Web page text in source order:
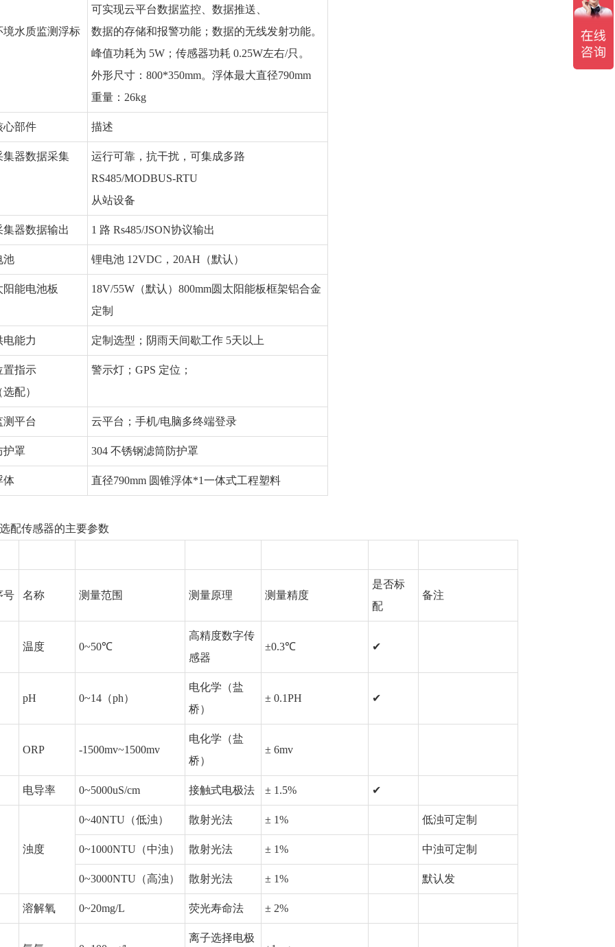
境水质监测浮标
可实现云平台数据监控、数据推送、
数据的存储和报警功能；数据的无线发射功能。
峰值功耗为 5W；传感器功耗 0.25W左右/只。
外形尺寸：800*350mm。浮体最大直径790mm
重量：26kg
心部件 描述
集器数据采集
运行可靠，抗干扰，可集成多路
RS485/MODBUS-RTU
从站设备
集器数据输出 1 路 Rs485/JSON协议输出
池 锂电池 12VDC，20AH（默认）
阳能电池板
18V/55W（默认）800mm圆太阳能板框架铝合金
定制
电能力 定制选型；阴雨天间歇工作 5天以上
置指示
选配）
警示灯；GPS 定位；
测平台 云平台；手机/电脑多终端登录
护罩 304 不锈钢滤筒防护罩
体 直径790mm 圆锥浮体*1一体式工程塑料
配传感器的主要参数
号 名称 测量范围 测量原理 测量精度
是否标
配
备注
温度 0~50℃
高精度数字传
感器
±0.3℃ ✔
pH 0~14（ph）
电化学（盐
桥）
± 0.1PH ✔
ORP -1500mv~1500mv
电化学（盐
桥）
± 6mv
电导率 0~5000uS/cm 接触式电极法 ± 1.5% ✔
浊度
0~40NTU（低浊） 散射光法 ± 1% 低浊可定制
0~1000NTU（中浊） 散射光法 ± 1% 中浊可定制
0~3000NTU（高浊） 散射光法 ± 1% 默认发
溶解氧 0~20mg/L 荧光寿命法 ± 2%
离子选择电极